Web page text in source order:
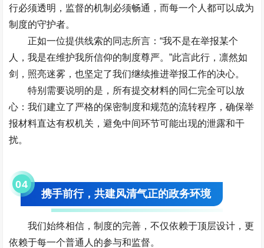
行必须透明，监督的机制必须畅通，而每一个人都可以成为
制度的守护者。
正如一位提供线索的同志所言：“我不是在举报某个
人，我是在维护我所信仰的制度尊严。”此言此行，凛然如
剑，照亮迷雾，也坚定了我们继续推进举报工作的决心。
特别需要说明的是，所有提交材料的同仁完全可以放
心：我们建立了严格的保密制度和规范的流转程序，确保举
报材料直达有权机关，避免中间环节可能出现的泄露和干
扰。
04
携手前行，共建风清气正的政务环境
我们始终相信，制度的完善，不仅依赖于顶层设计，更
依赖于每一个普通人的参与和监督。